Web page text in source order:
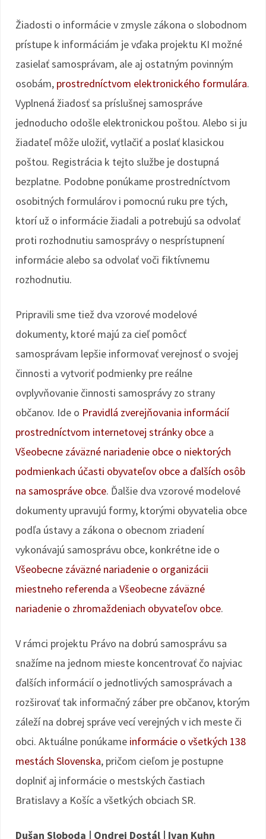
Žiadosti o informácie v zmysle zákona o slobodnom
prístupe k informáciám je vďaka projektu KI možné
zasielať samosprávam, ale aj ostatným povinným
osobám, prostredníctvom elektronického formulára.
Vyplnená žiadosť sa príslušnej samospráve
jednoducho odošle elektronickou poštou. Alebo si ju
žiadateľ môže uložiť, vytlačiť a poslať klasickou
poštou. Registrácia k tejto službe je dostupná
bezplatne. Podobne ponúkame prostredníctvom
osobitných formulárov i pomocnú ruku pre tých,
ktorí už o informácie žiadali a potrebujú sa odvolať
proti rozhodnutiu samosprávy o nesprístupnení
informácie alebo sa odvolať voči fiktívnemu
rozhodnutiu.
Pripravili sme tiež dva vzorové modelové
dokumenty, ktoré majú za cieľ pomôcť
samosprávam lepšie informovať verejnosť o svojej
činnosti a vytvoriť podmienky pre reálne
ovplyvňovanie činnosti samosprávy zo strany
občanov. Ide o Pravidlá zverejňovania informácií
prostredníctvom internetovej stránky obce a
Všeobecne záväzné nariadenie obce o niektorých
podmienkach účasti obyvateľov obce a ďalších osôb
na samospráve obce. Ďalšie dva vzorové modelové
dokumenty upravujú formy, ktorými obyvatelia obce
podľa ústavy a zákona o obecnom zriadení
vykonávajú samosprávu obce, konkrétne ide o
Všeobecne záväzné nariadenie o organizácii
miestneho referenda a Všeobecne záväzné
nariadenie o zhromaždeniach obyvateľov obce.
V rámci projektu Právo na dobrú samosprávu sa
snažíme na jednom mieste koncentrovať čo najviac
ďalších informácií o jednotlivých samosprávach a
rozširovať tak informačný záber pre občanov, ktorým
záleží na dobrej správe vecí verejných v ich meste či
obci. Aktuálne ponúkame informácie o všetkých 138
mestách Slovenska, pričom cieľom je postupne
doplniť aj informácie o mestských častiach
Bratislavy a Košíc a všetkých obciach SR.
Dušan Sloboda | Ondrej Dostál | Ivan Kuhn